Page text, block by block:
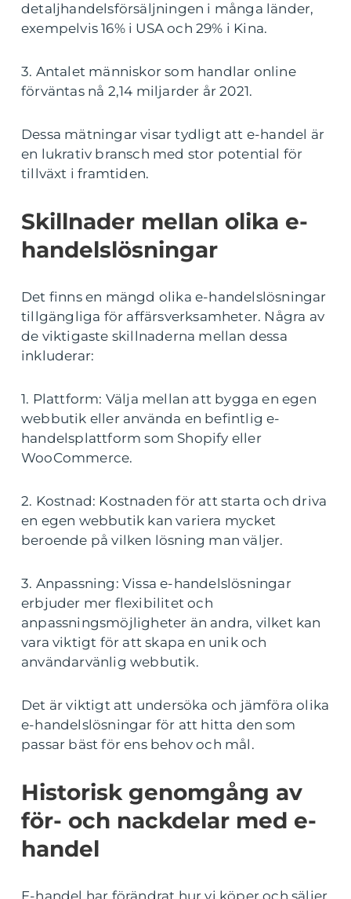
detaljhandelsförsäljningen i många länder,
exempelvis 16% i USA och 29% i Kina.
3. Antalet människor som handlar online
förväntas nå 2,14 miljarder år 2021.
Dessa mätningar visar tydligt att e-handel är
en lukrativ bransch med stor potential för
tillväxt i framtiden.
Skillnader mellan olika e-
handelslösningar
Det finns en mängd olika e-handelslösningar
tillgängliga för affärsverksamheter. Några av
de viktigaste skillnaderna mellan dessa
inkluderar:
1. Plattform: Välja mellan att bygga en egen
webbutik eller använda en befintlig e-
handelsplattform som Shopify eller
WooCommerce.
2. Kostnad: Kostnaden för att starta och driva
en egen webbutik kan variera mycket
beroende på vilken lösning man väljer.
3. Anpassning: Vissa e-handelslösningar
erbjuder mer flexibilitet och
anpassningsmöjligheter än andra, vilket kan
vara viktigt för att skapa en unik och
användarvänlig webbutik.
Det är viktigt att undersöka och jämföra olika
e-handelslösningar för att hitta den som
passar bäst för ens behov och mål.
Historisk genomgång av
för- och nackdelar med e-
handel